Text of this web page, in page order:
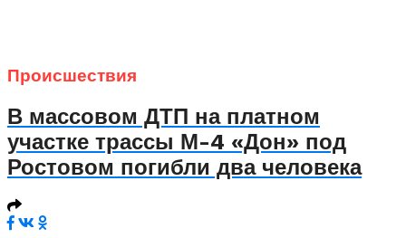
Происшествия
В массовом ДТП на платном
участке трассы М-4 «Дон» под
Ростовом погибли два человека